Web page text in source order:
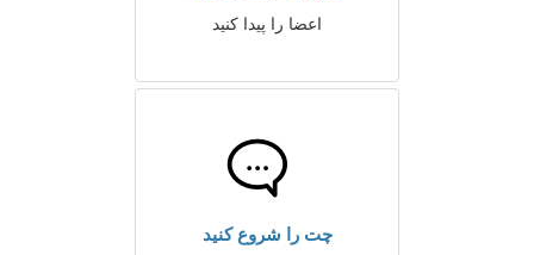
اعضا را پیدا کنید
چت را شروع کنید